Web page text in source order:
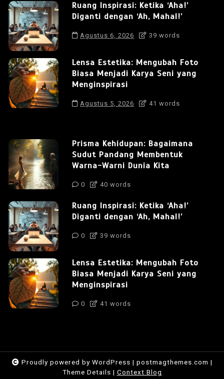
Ruang Inspirasi: Ketika ‘Aha!’
Diganti dengan ‘Ah, Mahal!’
Agustus 6, 2026 39 words
Lensa Estetika: Mengubah Foto
Biasa Menjadi Karya Seni yang
Menginspirasi
Agustus 5, 2026 41 words
Prisma Kehidupan: Bagaimana
Sudut Pandang Membentuk
Warna-Warni Dunia Kita
0 40 words
Ruang Inspirasi: Ketika ‘Aha!’
Diganti dengan ‘Ah, Mahal!’
0 39 words
Lensa Estetika: Mengubah Foto
Biasa Menjadi Karya Seni yang
Menginspirasi
0 41 words
Proudly powered by WordPress | postmagthemes.com |
Theme Details | Context Blog